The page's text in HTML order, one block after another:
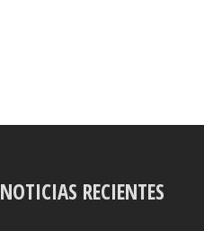
NOTICIAS RECIENTES